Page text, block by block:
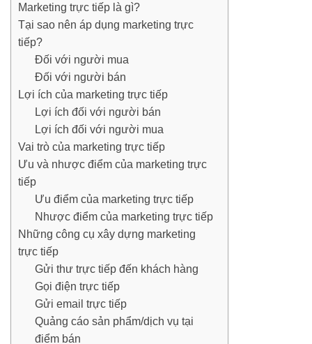
Marketing trực tiếp là gì?
Tại sao nên áp dụng marketing trực
tiếp?
Đối với người mua
Đối với người bán
Lợi ích của marketing trực tiếp
Lợi ích đối với người bán
Lợi ích đối với người mua
Vai trò của marketing trực tiếp
Ưu và nhược điểm của marketing trực
tiếp
Ưu điểm của marketing trực tiếp
Nhược điểm của marketing trực tiếp
Những công cụ xây dựng marketing
trực tiếp
Gửi thư trực tiếp đến khách hàng
Gọi điện trực tiếp
Gửi email trực tiếp
Quảng cáo sản phẩm/dịch vụ tại
điểm bán